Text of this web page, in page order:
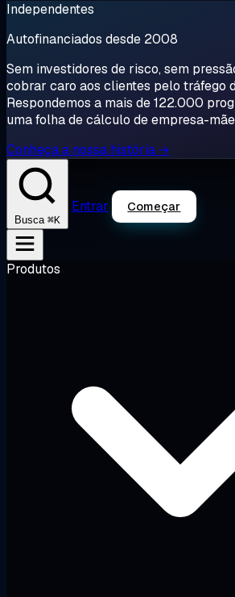
Independentes
Autofinanciados desde 2008
Sem investidores de risco, sem
cobrar caro aos clientes pelo tráfego
Respondemos a mais de 122.000
uma folha de cálculo de empresa-
Conheça a nossa história →
Busca ⌘K
Entrar Começar
Produtos